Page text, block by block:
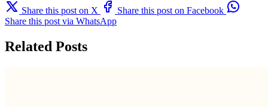
Share this post on X
Share this post on Facebook
Share this post via WhatsApp
Related Posts